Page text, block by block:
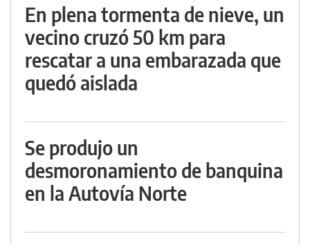
En plena tormenta de nieve, un
vecino cruzó 50 km para
rescatar a una embarazada que
quedó aislada
Se produjo un
desmoronamiento de banquina
en la Autovía Norte